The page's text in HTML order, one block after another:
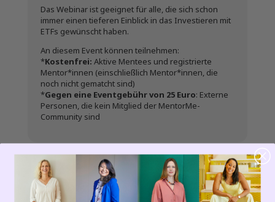
Das Webinar ist geeignet für alle, die sich schon
immer einen tieferen Einblick in das Investieren mit
ETFs gewünscht haben.
An diesem Event können teilnehmen:
*Kostenfrei: Aktive Mentees und registrierte
Mentor*innen (einschließlich Mentor*innen, die
noch nicht gematcht sind)
*Gegen eine Eventgebühr von 25 Euro: Externe
Personen, die kein Mitglied der MentorMe-
Community sind
14.04.2026 12:00-13:00